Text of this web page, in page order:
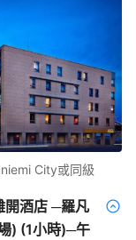
City或同級
酒店 ─羅凡
) (1小時)─午